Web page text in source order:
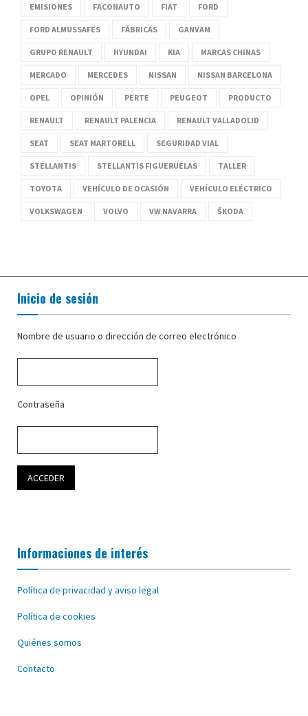
EMISIONES FACONAUTO FIAT FORD
FORD ALMUSSAFES FÁBRICAS GANVAM
GRUPO RENAULT HYUNDAI KIA MARCAS CHINAS
MERCADO MERCEDES NISSAN NISSAN BARCELONA
OPEL OPINIÓN PERTE PEUGEOT PRODUCTO
RENAULT RENAULT PALENCIA RENAULT VALLADOLID
SEAT SEAT MARTORELL SEGURIDAD VIAL
STELLANTIS STELLANTIS FIGUERUELAS TALLER
TOYOTA VEHÍCULO DE OCASIÓN VEHÍCULO ELÉCTRICO
VOLKSWAGEN VOLVO VW NAVARRA ŠKODA
Inicio de sesión
Nombre de usuario o dirección de correo electrónico
Contraseña
Informaciones de interés
Política de privacidad y aviso legal
Política de cookies
Quiénes somos
Contacto